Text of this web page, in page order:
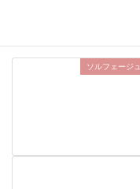
ソルフェージュ